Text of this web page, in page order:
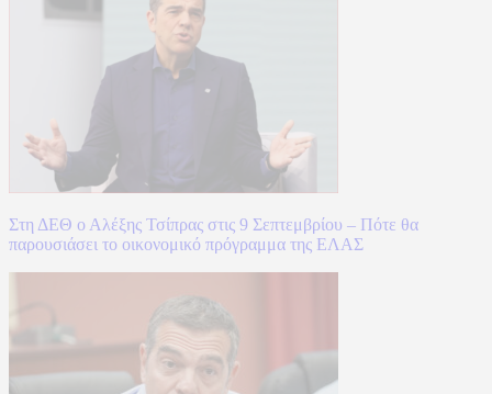
Στη ΔΕΘ ο Αλέξης Τσίπρας στις 9 Σεπτεμβρίου – Πότε θα
παρουσιάσει το οικονομικό πρόγραμμα της ΕΛΑΣ